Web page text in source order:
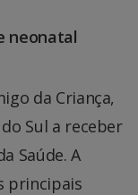
neonatal
da Criança,
Sul a receber
Saúde. A
principais